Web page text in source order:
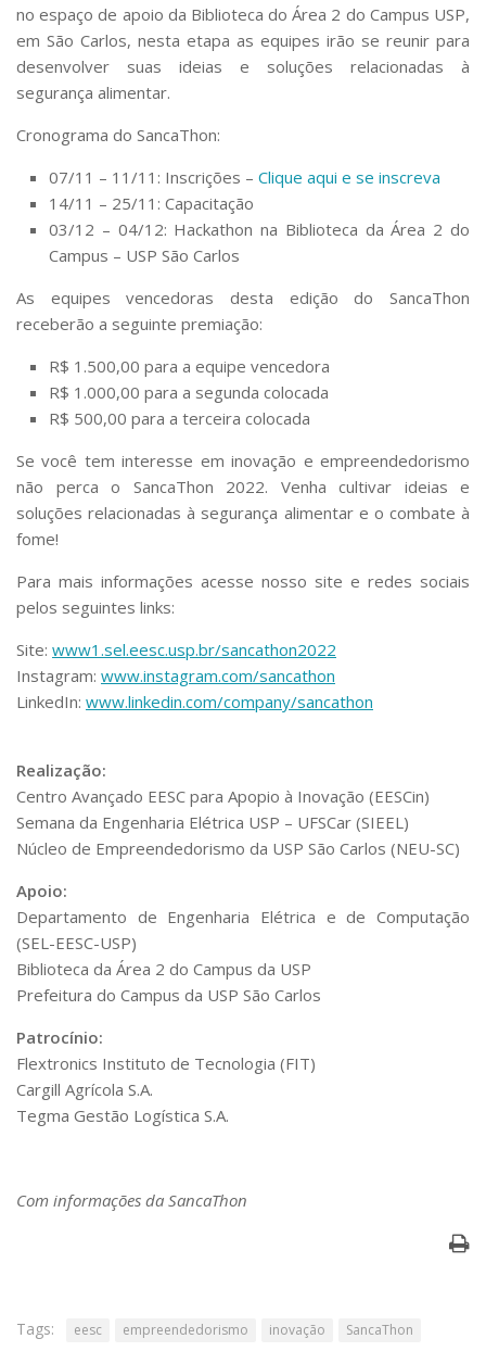
Comunicação
Assessorias e Mídias
Aplicativos e Sites
Jornal da USP
Defesa de Teses
no espaço de apoio da Biblioteca do Área 2 do Campus USP,
em São Carlos, nesta etapa as equipes irão se reunir para
desenvolver suas ideias e soluções relacionadas à
segurança alimentar.
Cronograma do SancaThon:
07/11 – 11/11: Inscrições – Clique aqui e se inscreva
14/11 – 25/11: Capacitação
03/12 – 04/12: Hackathon na Biblioteca da Área 2 do
Campus – USP São Carlos
As equipes vencedoras desta edição do SancaThon
receberão a seguinte premiação:
R$ 1.500,00 para a equipe vencedora
R$ 1.000,00 para a segunda colocada
R$ 500,00 para a terceira colocada
Se você tem interesse em inovação e empreendedorismo
não perca o SancaThon 2022. Venha cultivar ideias e
soluções relacionadas à segurança alimentar e o combate à
fome!
Para mais informações acesse nosso site e redes sociais
pelos seguintes links:
Site: www1.sel.eesc.usp.br/sancathon2022
Instagram: www.instagram.com/sancathon
LinkedIn: www.linkedin.com/company/sancathon
Realização:
Centro Avançado EESC para Apopio à Inovação (EESCin)
Semana da Engenharia Elétrica USP – UFSCar (SIEEL)
Núcleo de Empreendedorismo da USP São Carlos (NEU-SC)
Apoio:
Departamento de Engenharia Elétrica e de Computação
(SEL-EESC-USP)
Biblioteca da Área 2 do Campus da USP
Prefeitura do Campus da USP São Carlos
Patrocínio:
Flextronics Instituto de Tecnologia (FIT)
Cargill Agrícola S.A.
Tegma Gestão Logística S.A.
Com informações da SancaThon
Tags: eesc empreendedorismo inovação SancaThon